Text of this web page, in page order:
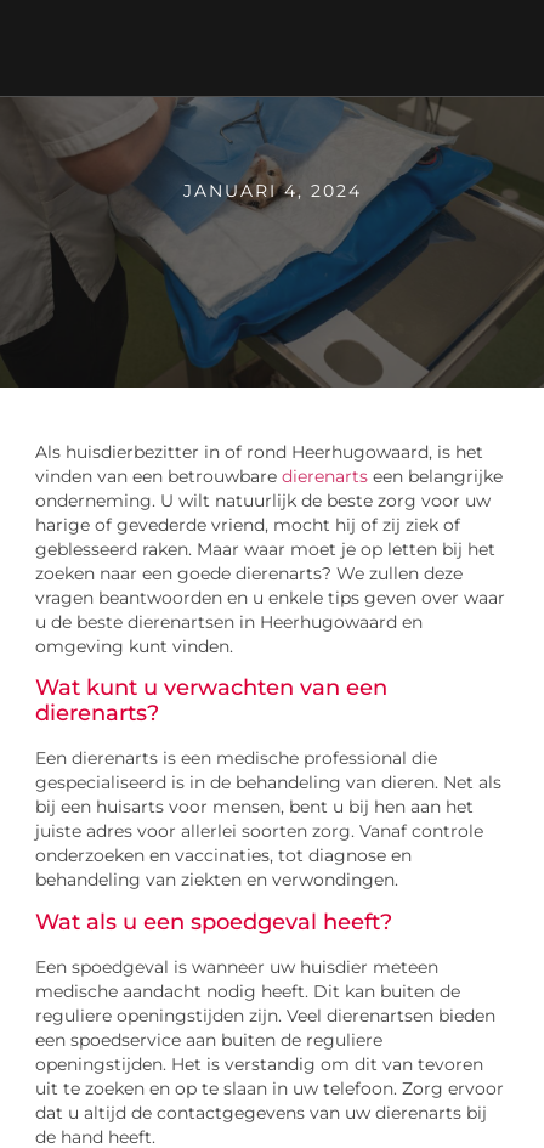
JANUARI 4, 2024
Als huisdierbezitter in of rond Heerhugowaard, is het
vinden van een betrouwbaredierenarts een belangrijke
onderneming. U wilt natuurlijk de beste zorg voor uw
harige of gevederde vriend, mocht hij of zij ziek of
geblesseerd raken. Maar waar moet je op letten bij het
zoeken naar een goede dierenarts? We zullen deze
vragen beantwoorden en u enkele tips geven over waar
u de beste dierenartsen in Heerhugowaard en
omgeving kunt vinden.
Wat kunt u verwachten van een
dierenarts?
Een dierenarts is een medische professional die
gespecialiseerd is in de behandeling van dieren. Net als
bij een huisarts voor mensen, bent u bij hen aan het
juiste adres voor allerlei soorten zorg. Vanaf controle
onderzoeken en vaccinaties, tot diagnose en
behandeling van ziekten en verwondingen.
Wat als u een spoedgeval heeft?
Een spoedgeval is wanneer uw huisdier meteen
medische aandacht nodig heeft. Dit kan buiten de
reguliere openingstijden zijn. Veel dierenartsen bieden
een spoedservice aan buiten de reguliere
openingstijden. Het is verstandig om dit van tevoren
uit te zoeken en op te slaan in uw telefoon. Zorg ervoor
dat u altijd de contactgegevens van uw dierenarts bij
de hand heeft.